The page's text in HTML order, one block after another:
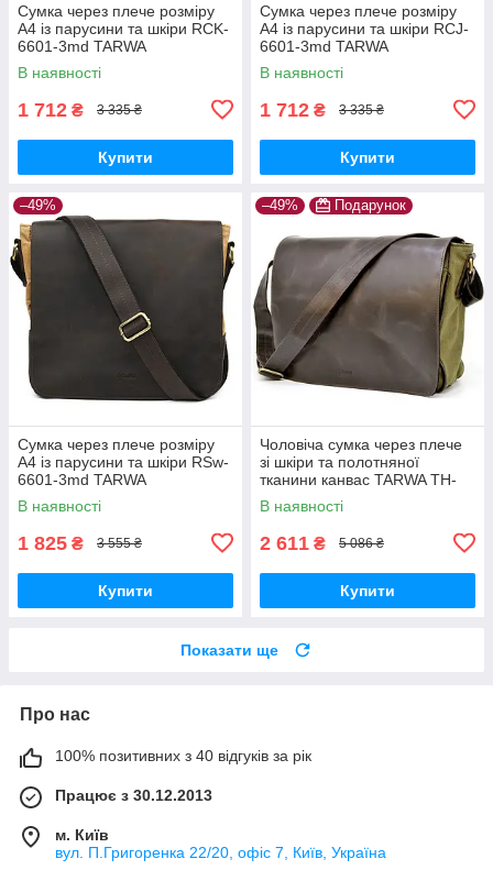
Сумка через плече розміру
А4 із парусини та шкіри RCK-
6601-3md TARWA
В наявності
1 712 ₴ 3 335 ₴
Купити
Сумка через плече розміру
А4 із парусини та шкіри RCJ-
6601-3md TARWA
В наявності
1 712 ₴ 3 335 ₴
Купити
–49%
Сумка через плече розміру
А4 із парусини та шкіри RSw-
6601-3md TARWA
В наявності
1 825 ₴ 3 555 ₴
Купити
–49% Подарунок
Чоловіча сумка через плече
зі шкіри та полотняної
тканини канвас TARWA TH-
1047-3md
В наявності
2 611 ₴ 5 086 ₴
Купити
Показати ще
Про нас
100% позитивних з 40 відгуків за рік
Працює з 30.12.2013
м. Київ
вул. П.Григоренка 22/20, офіс 7, Київ, Україна